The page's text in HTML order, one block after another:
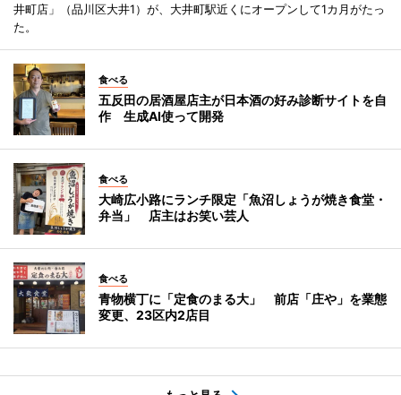
井町店」（品川区大井1）が、大井町駅近くにオープンして1カ月がたっ
た。
食べる
五反田の居酒屋店主が日本酒の好み診断サイトを自
作 生成AI使って開発
食べる
大崎広小路にランチ限定「魚沼しょうが焼き食堂・
弁当」 店主はお笑い芸人
食べる
青物横丁に「定食のまる大」 前店「庄や」を業態
変更、23区内2店目